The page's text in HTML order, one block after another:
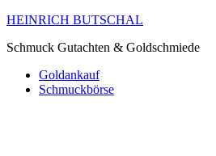
HEINRICH BUTSCHAL
Schmuck Gutachten & Goldschmiede
Goldankauf
Schmuckbörse